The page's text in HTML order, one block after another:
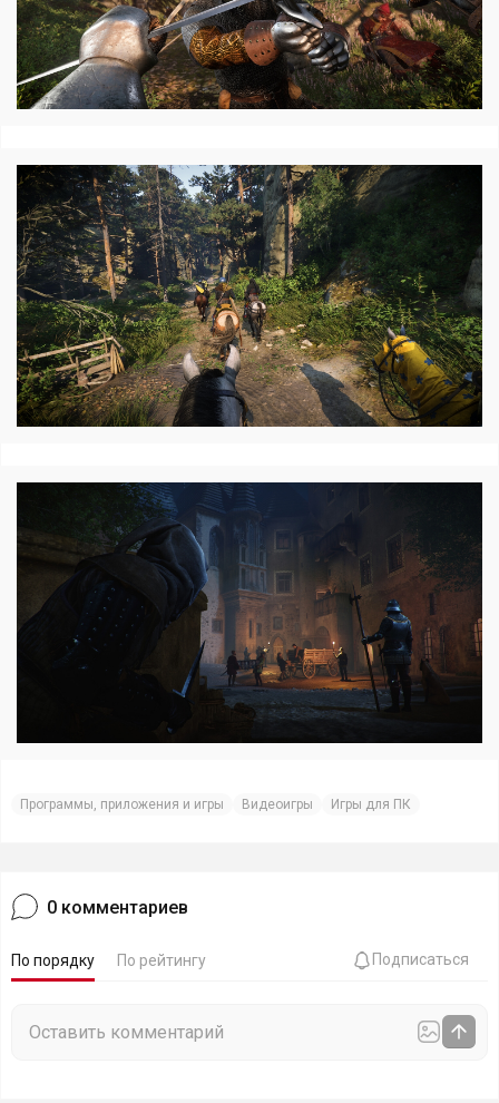
Программы, приложения и игры Видеоигры Игры для ПК
0 комментариев
По порядку По рейтингу Подписаться